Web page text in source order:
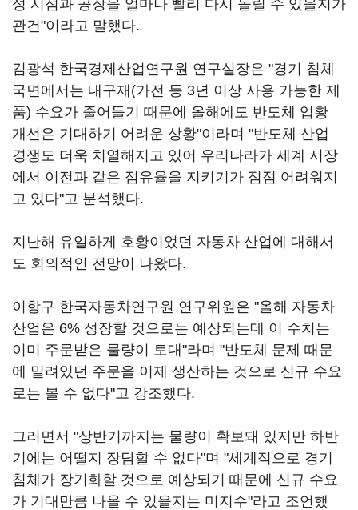
성 시점과 공장을 얼마나 빨리 다시 돌릴 수 있을지가
관건"이라고 말했다.
김광석 한국경제산업연구원 연구실장은 "경기 침체
국면에서는 내구재(가전 등 3년 이상 사용 가능한 제
품) 수요가 줄어들기 때문에 올해에도 반도체 업황
개선은 기대하기 어려운 상황"이라며 "반도체 산업
경쟁도 더욱 치열해지고 있어 우리나라가 세계 시장
에서 이전과 같은 점유율을 지키기가 점점 어려워지
고 있다"고 분석했다.
지난해 유일하게 호황이었던 자동차 산업에 대해서
도 회의적인 전망이 나왔다.
이항구 한국자동차연구원 연구위원은 "올해 자동차
산업은 6% 성장할 것으로는 예상되는데 이 수치는
이미 주문받은 물량이 토대"라며 "반도체 문제 때문
에 밀려있던 주문을 이제 생산하는 것으로 신규 수요
로는 볼 수 없다"고 강조했다.
그러면서 "상반기까지는 물량이 확보돼 있지만 하반
기에는 어떨지 장담할 수 없다"며 "세계적으로 경기
침체가 장기화할 것으로 예상되기 때문에 신규 수요
가 기대만큼 나올 수 있을지는 미지수"라고 조언했